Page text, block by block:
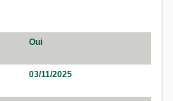
Oui
03/11/2025